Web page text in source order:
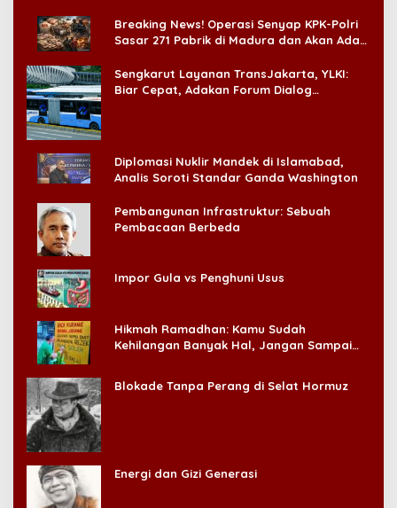
Breaking News! Operasi Senyap KPK-Polri
Sasar 271 Pabrik di Madura dan Akan Ada
Sengkarut Layanan TransJakarta, YLKI:
Biar Cepat, Adakan Forum Dialog
Diplomasi Nuklir Mandek di Islamabad,
Analis Soroti Standar Ganda Washington
Pembangunan Infrastruktur: Sebuah
Pembacaan Berbeda
Impor Gula vs Penghuni Usus
Hikmah Ramadhan: Kamu Sudah
Kehilangan Banyak Hal, Jangan Sampai
Blokade Tanpa Perang di Selat Hormuz
Energi dan Gizi Generasi